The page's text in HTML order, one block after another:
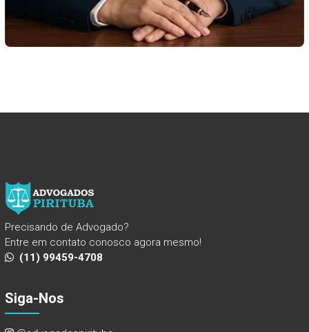
Precisando de Advogado?
Entre em contato conosco agora mesmo!
(11) 99459-4708
Siga-Nos